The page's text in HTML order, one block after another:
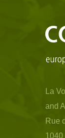
La
and
Rue
1040